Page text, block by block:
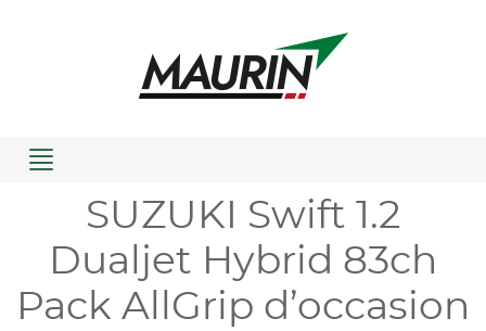
Menu
SUZUKI Swift 1.2
Dualjet Hybrid 83ch
Pack AllGrip d’occasion